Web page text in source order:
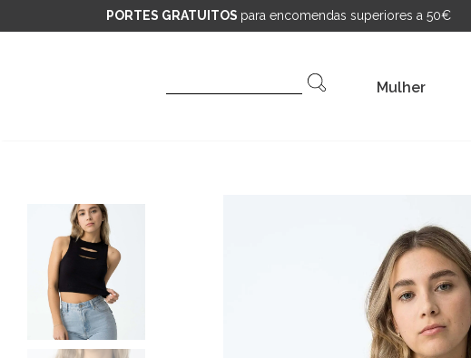
PORTES GRATUITOS para encomendas superiores a 50€
Mulher